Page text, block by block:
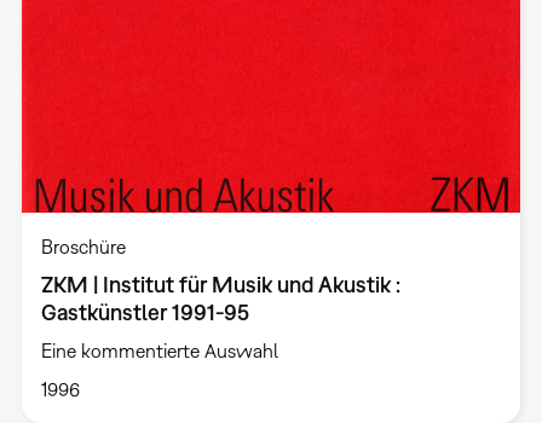
Broschüre
ZKM | Institut für Musik und Akustik :
Gastkünstler 1991-95
Eine kommentierte Auswahl
1996